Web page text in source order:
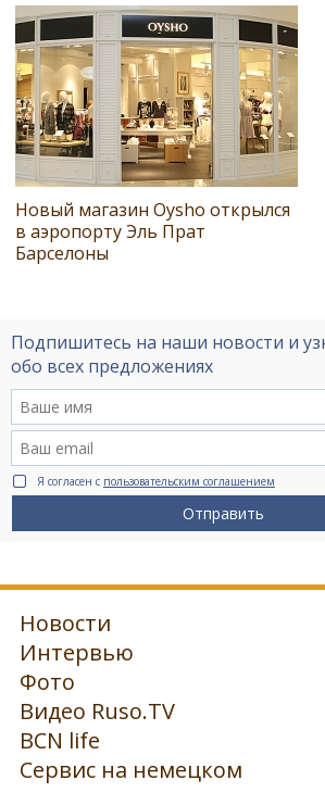
Новый магазин Oysho открылся
в аэропорту Эль Прат
Барселоны
Подпишитесь на наши новости и
обо всех предложениях
Я согласен с пользовательским соглашением
Отправить
Новости
Интервью
Фото
Видео Ruso.TV
BCN life
Сервис на немецком